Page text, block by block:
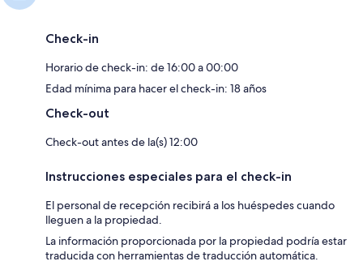
Check-in
Horario de check-in: de 16:00 a 00:00
Edad mínima para hacer el check-in: 18 años
Check-out
Check-out antes de la(s) 12:00
Instrucciones especiales para el check-in
El personal de recepción recibirá a los huéspedes cuando
lleguen a la propiedad.
La información proporcionada por la propiedad podría estar
traducida con herramientas de traducción automática.